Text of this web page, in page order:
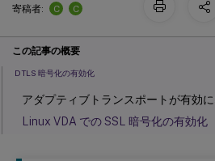
寄稿者:
C C
この記事の概要
DTLS 暗号化の有効化
アダプティブトランスポートが有効
Linux VDA での SSL 暗号化の有効化